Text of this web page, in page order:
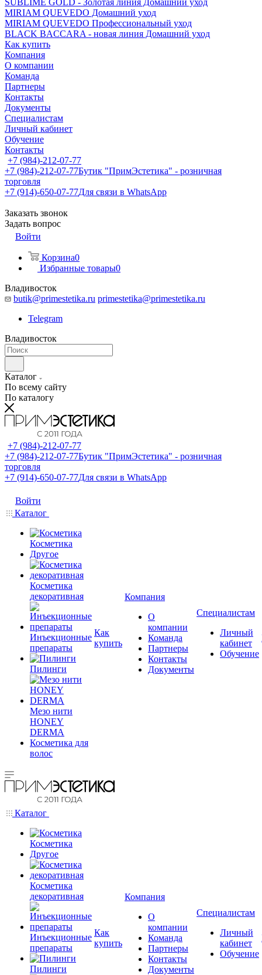
SUBLIME GOLD - Золотая линия Домашний уход
MIRIAM QUEVEDO Домашний уход
MIRIAM QUEVEDO Профессиональный уход
BLACK BACCARA - новая линия Домашний уход
Как купить
Компания
О компании
Команда
Партнеры
Контакты
Документы
Специалистам
Личный кабинет
Обучение
Контакты
+7 (984)-212-07-77
+7 (984)-212-07-77Бутик "ПримЭстетика" - розничная
торговля
+7 (914)-650-07-77Для связи в WhatsApp
Заказать звонок
Задать вопрос
Войти
Корзина0
Избранные товары0
Владивосток
butik@primestetika.ru primestetika@primestetika.ru
Telegram
Владивосток
Каталог
По всему сайту
По каталогу
+7 (984)-212-07-77
+7 (984)-212-07-77Бутик "ПримЭстетика" - розничная
торговля
+7 (914)-650-07-77Для связи в WhatsApp
Войти
Каталог
Косметика
Другое
Косметика
декоративная
Инъекционные
препараты
Пилинги
Мезо нити
HONEY
DERMA
Косметика для
волос
Как
купить
Компания
О
компании
Команда
Партнеры
Контакты
Документы
Специалистам
Личный
кабинет
Обучение
Каталог
Косметика
Другое
Косметика
декоративная
Инъекционные
препараты
Пилинги
Как
купить
Компания
О
компании
Команда
Партнеры
Контакты
Документы
Специалистам
Личный
кабинет
Обучение